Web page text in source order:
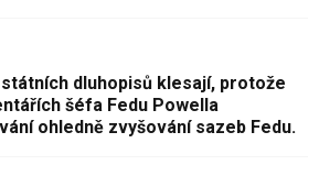
dluhopisů klesají, protože
šéfa Fedu Powella
ohledně zvyšování sazeb Fedu.